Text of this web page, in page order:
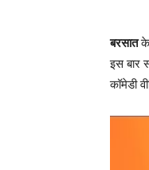
बरसातके
इस बार
कॉमेडी